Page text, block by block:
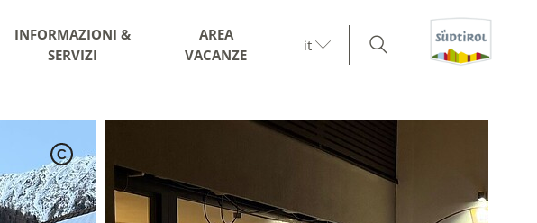
INFORMAZIONI &
SERVIZI
AREA
VACANZE
it